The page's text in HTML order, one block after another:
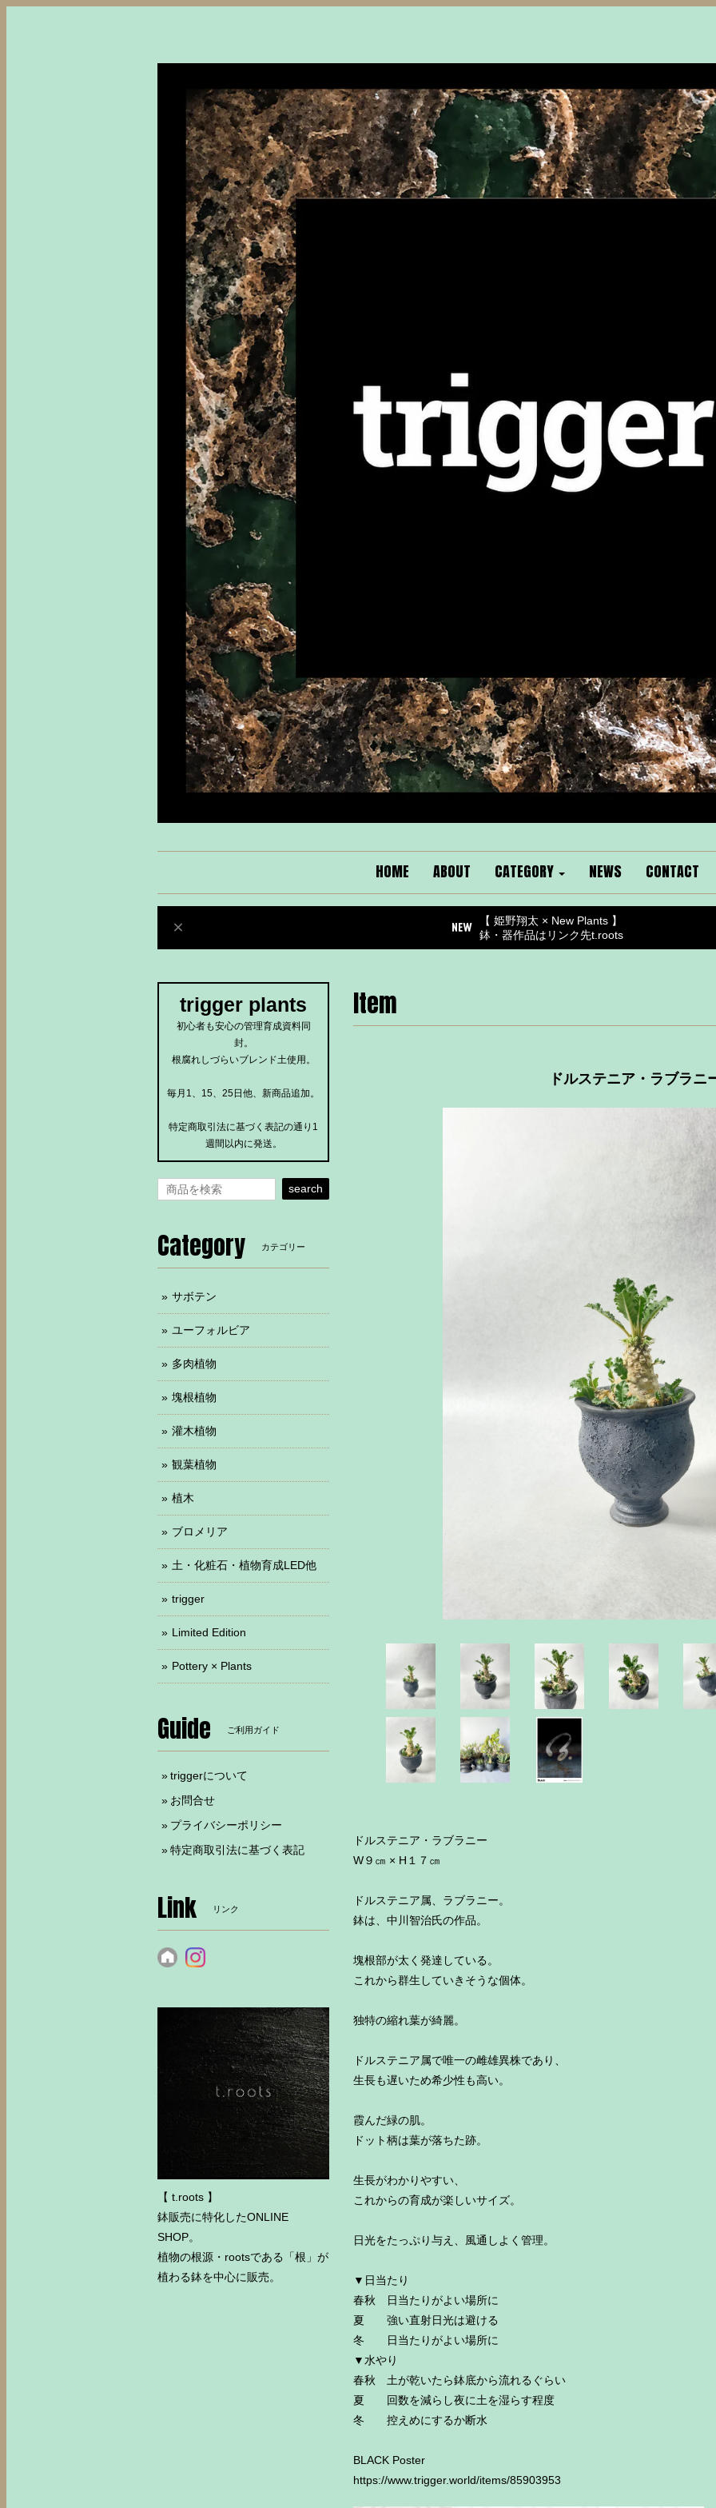
HOME ABOUT CATEGORY NEWS CONTACT
【 姫野翔太 × New Plants 】
鉢・器作品はリンク先t.roots
Item
ドルステニア・ラブラニ
ドルステニア・ラブラニー
W９㎝ × H１７㎝
ドルステニア属、ラブラニー。
鉢は、中川智治氏の作品。
塊根部が太く発達している。
これから群生していきそうな個体。
独特の縮れ葉が綺麗。
ドルステニア属で唯一の雌雄異株であり、
生長も遅いため希少性も高い。
霞んだ緑の肌。
ドット柄は葉が落ちた跡。
生長がわかりやすい、
これからの育成が楽しいサイズ。
日光をたっぷり与え、風通しよく管理。
▼日当たり
春秋 日当たりがよい場所に
夏 強い直射日光は避ける
冬 日当たりがよい場所に
▼水やり
春秋 土が乾いたら鉢底から流れるぐらい
夏 回数を減らし夜に土を湿らす程度
冬 控えめにするか断水
BLACK Poster
https://www.trigger.world/items/85903953
trigger plants
初心者も安心の管理育成資料同
封。
根腐れしづらいブレンド土使用。
毎月1、15、25日他、新商品追加。
特定商取引法に基づく表記の通り1
週間以内に発送。
search
Category カテゴリー
サボテン
ユーフォルビア
多肉植物
塊根植物
灌木植物
観葉植物
植木
ブロメリア
土・化粧石・植物育成LED他
trigger
Limited Edition
Pottery × Plants
Guide ご利用ガイド
triggerについて
お問合せ
プライバシーポリシー
特定商取引法に基づく表記
Link リンク
【 t.roots 】
鉢販売に特化したONLINE
SHOP。
植物の根源・rootsである「根」が
植わる鉢を中心に販売。